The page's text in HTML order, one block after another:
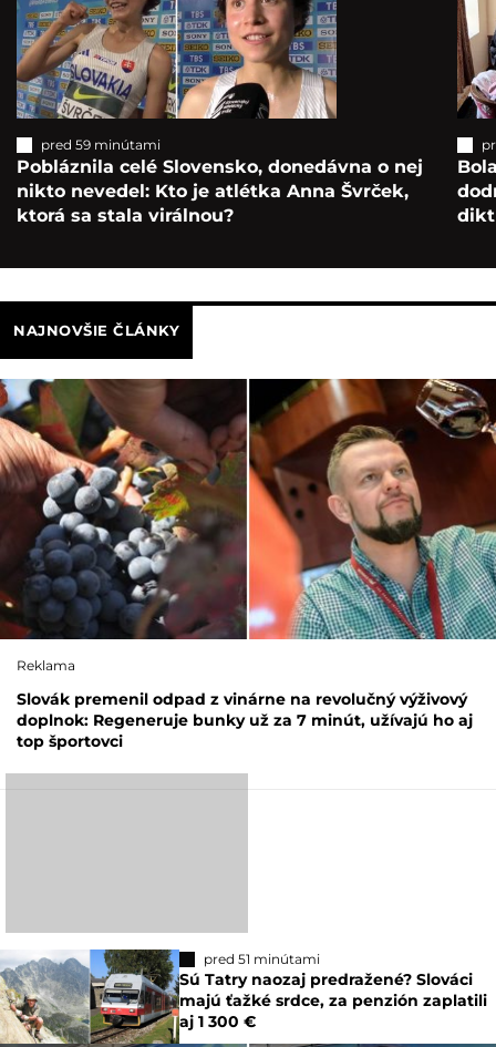
pred 59 minútami
Pobláznila celé Slovensko, donedávna o nej
nikto nevedel: Kto je atlétka Anna Švrček,
ktorá sa stala virálnou?
NAJNOVŠIE ČLÁNKY
Reklama
Slovák premenil odpad z vinárne na revolučný výživový
doplnok: Regeneruje bunky už za 7 minút, užívajú ho aj
top športovci
pred 51 minútami
Sú Tatry naozaj predražené? Slováci
majú ťažké srdce, za penzión zaplatili
aj 1 300 €